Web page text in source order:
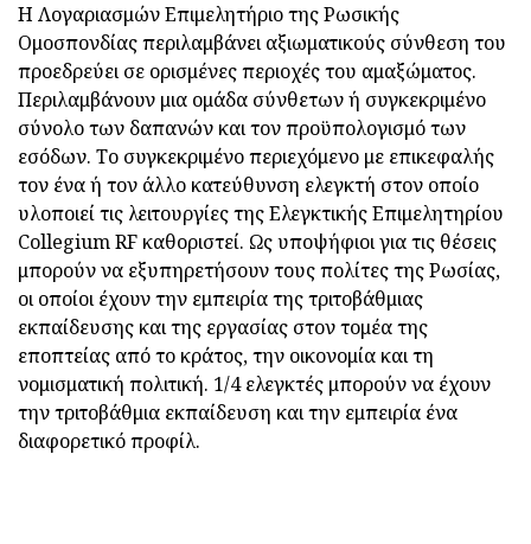
Η Λογαριασμών Επιμελητήριο της Ρωσικής
Ομοσπονδίας περιλαμβάνει αξιωματικούς σύνθεση του
προεδρεύει σε ορισμένες περιοχές του αμαξώματος.
Περιλαμβάνουν μια ομάδα σύνθετων ή συγκεκριμένο
σύνολο των δαπανών και τον προϋπολογισμό των
εσόδων. Το συγκεκριμένο περιεχόμενο με επικεφαλής
τον ένα ή τον άλλο κατεύθυνση ελεγκτή στον οποίο
υλοποιεί τις λειτουργίες της Ελεγκτικής Επιμελητηρίου
Collegium RF καθοριστεί. Ως υποψήφιοι για τις θέσεις
μπορούν να εξυπηρετήσουν τους πολίτες της Ρωσίας,
οι οποίοι έχουν την εμπειρία της τριτοβάθμιας
εκπαίδευσης και της εργασίας στον τομέα της
εποπτείας από το κράτος, την οικονομία και τη
νομισματική πολιτική. 1/4 ελεγκτές μπορούν να έχουν
την τριτοβάθμια εκπαίδευση και την εμπειρία ένα
διαφορετικό προφίλ.